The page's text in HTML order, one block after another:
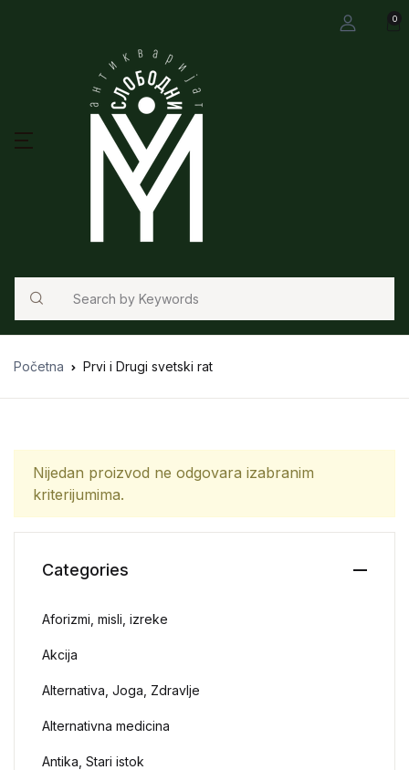
0
Search
Početna Prvi i Drugi svetski rat
Nijedan proizvod ne odgovara izabranim
kriterijumima.
Categories
Aforizmi, misli, izreke
Akcija
Alternativa, Joga, Zdravlje
Alternativna medicina
Antika, Stari istok